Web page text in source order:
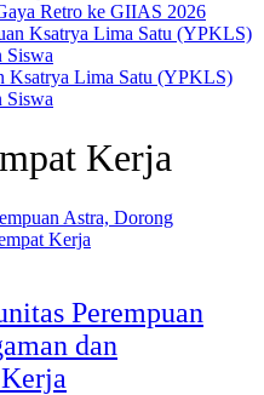
Retro ke GIIAS 2026
Ksatrya Lima Satu (YPKLS)
Siswa
Kerja
Perempuan
dan